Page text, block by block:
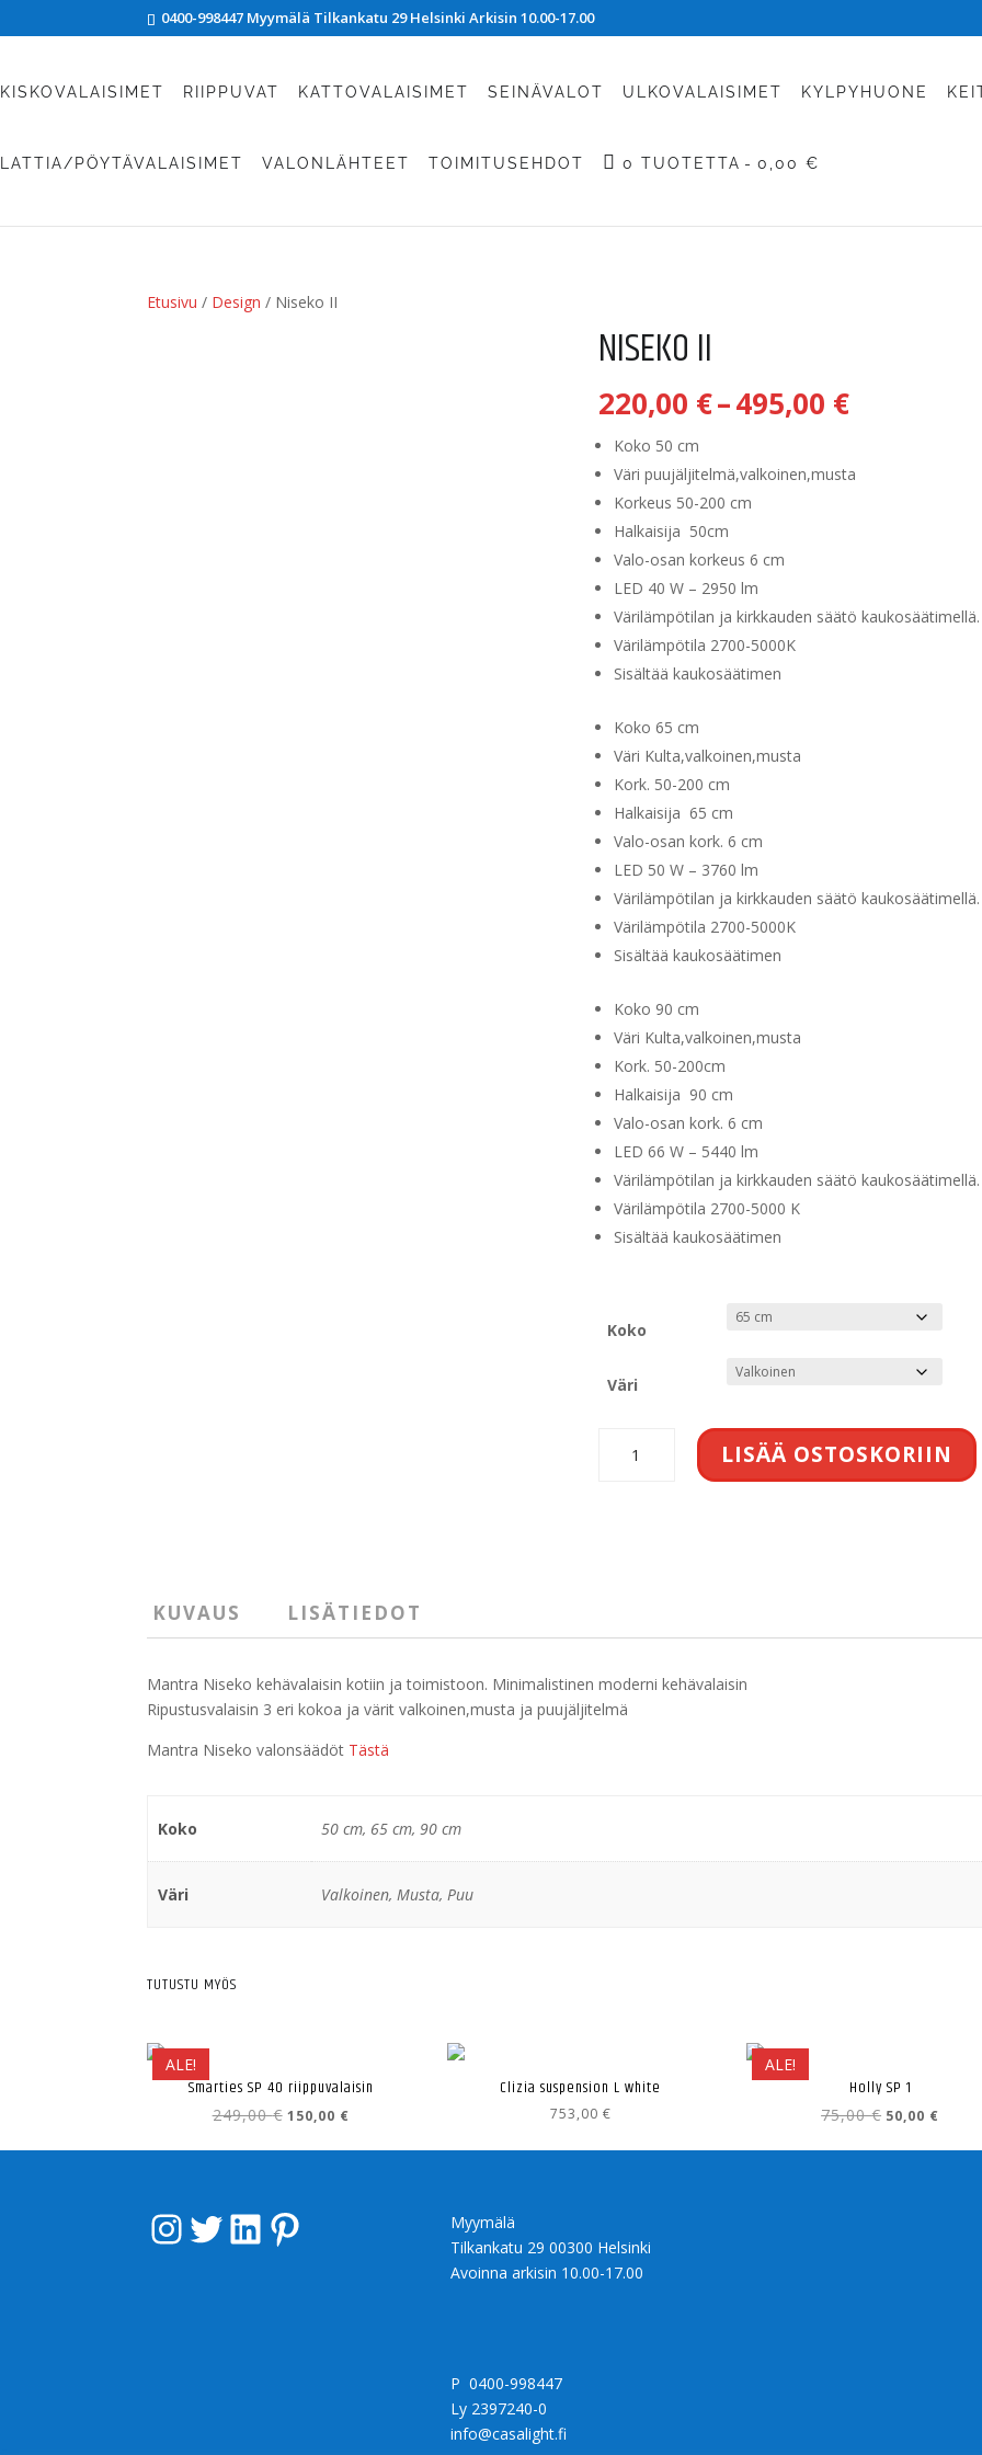
0400-998447 Myymälä Tilkankatu 29 Helsinki Arkisin 10.00-17.00
KISKOVALAISIMET RIIPPUVAT KATTOVALAISIMET SEINÄVALOT ULKOVALAISIMET KYLPYHUONE
LATTIA/PÖYTÄVALAISIMET VALONLÄHTEET TOIMITUSEHDOT 0 TUOTETTA 0,00 €
Etusivu / Design / Niseko II
NISEKO II
220,00 €–495,00 €
495,00 €
Koko 50 cm
Väri puujäljitelmä,valkoinen,musta
Korkeus 50-200 cm
Halkaisija 50cm
Valo-osan korkeus 6 cm
LED 40 W – 2950 lm
Värilämpötilan ja kirkkauden säätö kaukosäätimellä.
Värilämpötila 2700-5000K
Sisältää kaukosäätimen
Koko 65 cm
Väri Kulta,valkoinen,musta
Kork. 50-200 cm
Halkaisija 65 cm
Valo-osan kork. 6 cm
LED 50 W – 3760 lm
Värilämpötilan ja kirkkauden säätö kaukosäätimellä.
Värilämpötila 2700-5000K
Sisältää kaukosäätimen
Koko 90 cm
Väri Kulta,valkoinen,musta
Kork. 50-200cm
Halkaisija 90 cm
Valo-osan kork. 6 cm
LED 66 W – 5440 lm
Värilämpötilan ja kirkkauden säätö kaukosäätimellä.
Värilämpötila 2700-5000 K
Sisältää kaukosäätimen
Koko
Väri
LISÄÄ OSTOSKORIIN
KUVAUS LISÄTIEDOT
Mantra Niseko kehävalaisin kotiin ja toimistoon. Minimalistinen moderni kehävalaisin
Ripustusvalaisin 3 eri kokoa ja värit valkoinen,musta ja puujäljitelmä
Mantra Niseko valonsäädöt Tästä
Koko 50 cm, 65 cm, 90 cm
Väri Valkoinen, Musta, Puu
TUTUSTU MYÖS
ALE!
Smarties SP 40 riippuvalaisin
249,00€ Alkuperäinen
hinta
150,00 €
Clizia suspension L white
753,00 €
ALE!
Holly SP 1
75,00€ Alkuperäinen
hinta
50,00 €
InstagramTwitter LinkedIn Pinterest
Myymälä
Tilkankatu 29 00300 Helsinki
Avoinna arkisin 10.00-17.00
P 0400-998447
Ly 2397240-0
info@casalight.fi